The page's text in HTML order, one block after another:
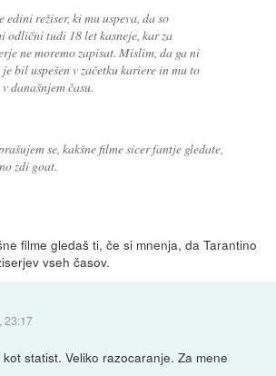
edini režiser, ki mu uspeva, da so
odlični tudi 18 let kasneje, kar za
ne moremo zapisat. Mislim, da ga ni
bil uspešen v začetku kariere in mu to
današnjem času.
se, kakšne filme sicer fantje gledate,
zdi goat.
filme gledaš ti, če si mnenja, da Tarantino
vseh časov.
23:17
statist. Veliko razocaranje. Za mene